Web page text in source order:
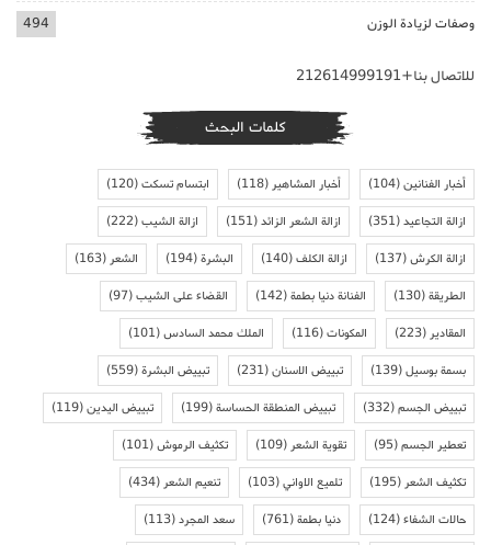
وصفات لزيادة الوزن 494
للاتصال بنا+212614999191
كلمات البحث
أخبار الفنانين(104) أخبار المشاهير(118) ابتسام تسكت(120)
ازالة التجاعيد(351) ازالة الشعر الزائد(151) ازالة الشيب(222)
ازالة الكرش(137) ازالة الكلف(140) البشرة(194) الشعر(163)
الطريقة(130) الفنانة دنيا بطمة(142) القضاء على الشيب(97)
المقادير(223) المكونات(116) الملك محمد السادس(101)
بسمة بوسيل(139) تبييض الاسنان(231) تبييض البشرة(559)
تبييض الجسم(332) تبييض المنطقة الحساسة(199) تبييض اليدين(119)
تعطير الجسم(95) تقوية الشعر(109) تكثيف الرموش(101)
تكثيف الشعر(195) تلميع الاواني(103) تنعيم الشعر(434)
حالات الشفاء(124) دنيا بطمة(761) سعد المجرد(113)